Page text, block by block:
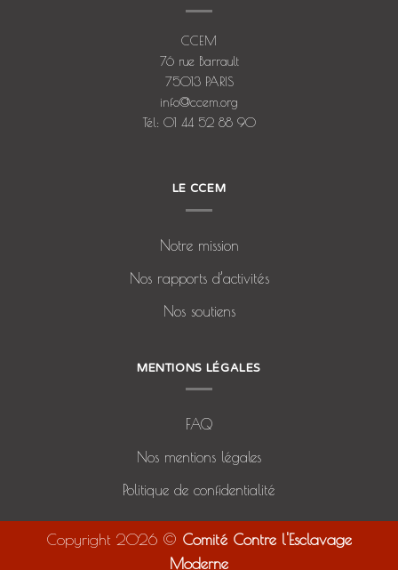
CCEM
76 rue Barrault
75013 PARIS
info@ccem.org
Tél: 01 44 52 88 90
LE CCEM
Notre mission
Nos rapports d’activités
Nos soutiens
MENTIONS LÉGALES
FAQ
Nos mentions légales
Politique de confidentialité
Copyright 2026 © Comité Contre l'Esclavage
Moderne